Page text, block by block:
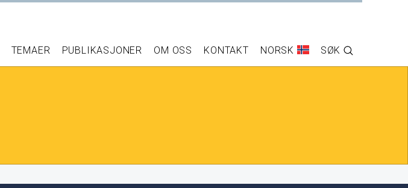
TEMAER PUBLIKASJONER OM OSS KONTAKT NORSK SØK